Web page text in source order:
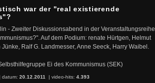
war der "real existierende
- Zweiter Diskussionsabend in der Veranstaltungsreihe
Auf dem Podium: renate Hürtgen, Helmut
Jünke, Ralf G. Landmesser, Anne Seeck, Harry Waibel.
Ei des Kommunismus (SEK)
| datum: 20.12.2011 | video-hits: 4.393